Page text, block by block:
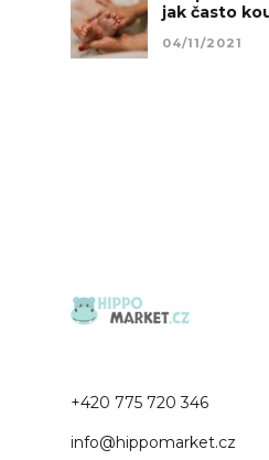
jak často
04/11/2021
+420 775 720 346
info@hippomarket.cz